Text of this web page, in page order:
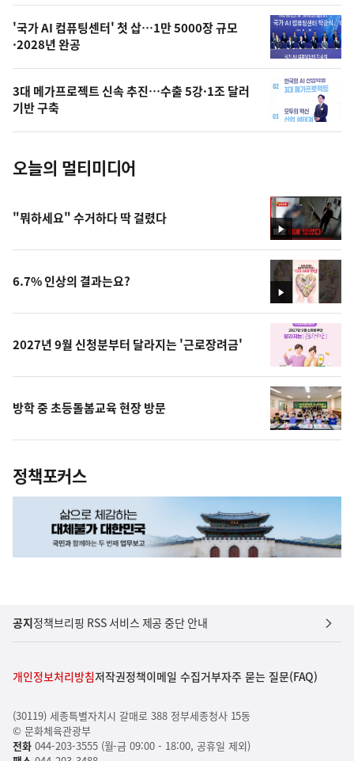
오
늘
의
사
진
'국가 AI 컴퓨팅센터' 첫 삽…1만 5000장 규모
·2028년 완공
3대 메가프로젝트 신속 추진…수출 5강·1조 달러
기반 구축
오늘의 멀티미디어
영
상
"뭐하세요" 수거하다 딱 걸렸다
영
상
6.7% 인상의 결과는요?
2027년 9월 신청분부터 달라지는 '근로장려금'
방학 중 초등돌봄교육 현장 방문
정책포커스
공지정책브리핑 RSS 서비스 제공 중단 안내
개인정보처리방침저작권정책이메일 수집거부자주 묻는 질문(FAQ)
(30119) 세종특별자치시 갈매로 388 정부세종청사 15동
© 문화체육관광부
전화044-203-3555 (월-금 09:00 - 18:00, 공휴일 제외)